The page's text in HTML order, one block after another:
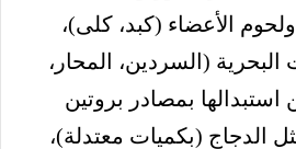
ولحوم الأعضاء (كبد، كلى)،
(السردين، المحار،
استبدالها بمصادر بروتين
الدجاج (بكميات معتدلة)،